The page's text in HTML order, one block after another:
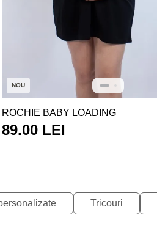
NOU
ROCHIE BABY LOADING
89.00 LEI
Tricouri